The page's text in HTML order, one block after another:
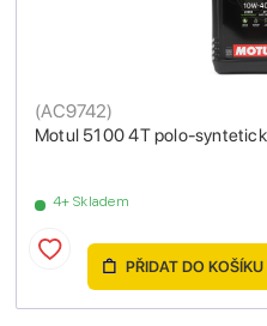
Motul 5100 4T polo-
(AC9742)
4+ Skladem
PŘIDAT DO KOŠÍKU